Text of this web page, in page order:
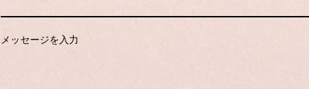
メッセージを入力